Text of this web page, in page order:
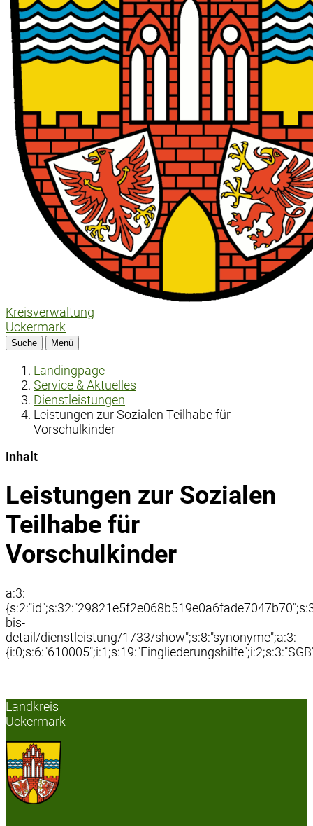
Kreisverwaltung
Uckermark
Suche Menü
Landingpage
Service & Aktuelles
Dienstleistungen
Leistungen zur Sozialen Teilhabe für
Vorschulkinder
Inhalt
Leistungen zur Sozialen
Teilhabe für
Vorschulkinder
a:3:
bis-
detail/dienstleistung/1733/show";s:8:"synonyme";a:3:
Landkreis
Uckermark